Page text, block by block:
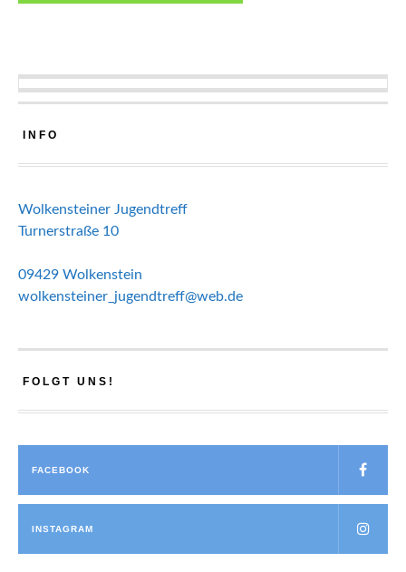
INFO
Wolkensteiner Jugendtreff
Turnerstraße 10
09429 Wolkenstein
wolkensteiner_jugendtreff@web.de
FOLGT UNS!
FACEBOOK
INSTAGRAM